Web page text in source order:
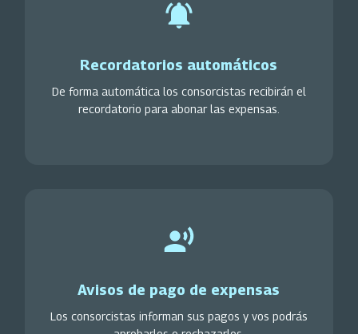
Recordatorios automáticos
De forma automática los consorcistas recibirán el
recordatorio para abonar las expensas.
Avisos de pago de expensas
Los consorcistas informan sus pagos y vos podrás